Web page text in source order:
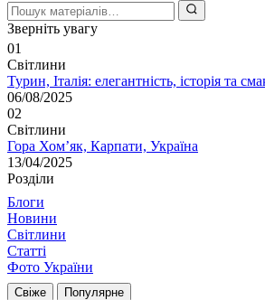
Зверніть увагу
01
Світлини
Турин, Італія: елегантність, історія та
06/08/2025
02
Світлини
Гора Хом’як, Карпати, Україна
13/04/2025
Розділи
Блоги
Новини
Світлини
Статті
Фото України
Свіже Популярне